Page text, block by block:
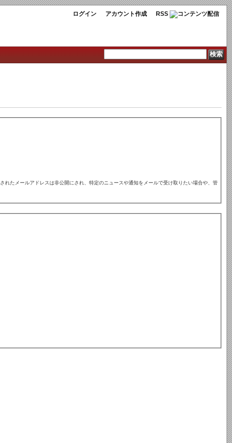
ログイン アカウント作成 RSS
たメールアドレスは非公開にされ、特定のニュースや通知をメールで受け取りたい場合や、管